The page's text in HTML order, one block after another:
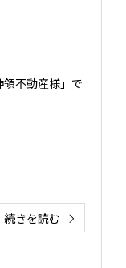
不動産様」で
続きを読む